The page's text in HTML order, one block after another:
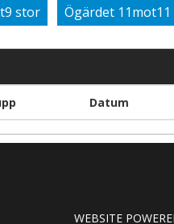
stor Ögärdet 11mot11
Datum
WEBSITE